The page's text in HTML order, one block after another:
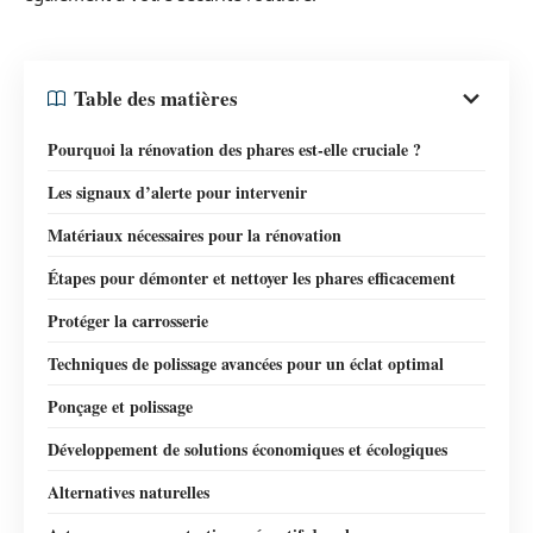
Table des matières
Pourquoi la rénovation des phares est-elle cruciale ?
Les signaux d’alerte pour intervenir
Matériaux nécessaires pour la rénovation
Étapes pour démonter et nettoyer les phares efficacement
Protéger la carrosserie
Techniques de polissage avancées pour un éclat optimal
Ponçage et polissage
Développement de solutions économiques et écologiques
Alternatives naturelles